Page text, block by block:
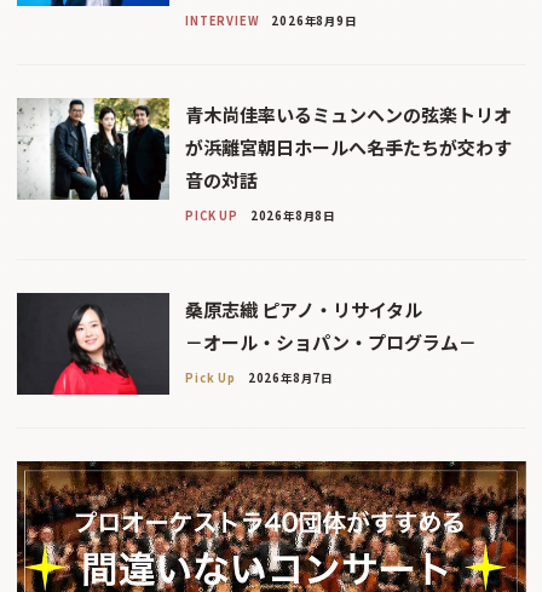
INTERVIEW 2026年8月9日
青木尚佳率いるミュンヘンの弦楽トリオ
が浜離宮朝日ホールへ――名手たちが交わす
音の対話
PICK UP 2026年8月8日
桑原志織 ピアノ・リサイタル
－オール・ショパン・プログラム－
Pick Up 2026年8月7日